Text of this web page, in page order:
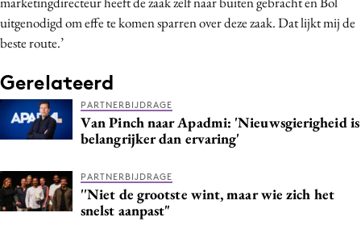
uitgenodigd om effe te komen sparren over deze zaak. Dat lijkt mij de
beste route.’
Gerelateerd
PARTNERBIJDRAGE
Van Pinch naar Apadmi: 'Nieuwsgierigheid is
belangrijker dan ervaring'
PARTNERBIJDRAGE
''Niet de grootste wint, maar wie zich het
snelst aanpast"